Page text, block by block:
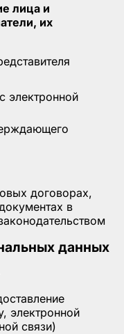
лица и
их
электронной
договорах,
в
данных
электронной
связи)